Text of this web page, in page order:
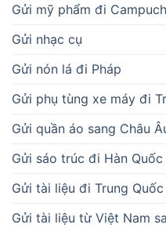
Gửi mỹ phẩm đi
Gửi nhạc cụ
Gửi nón lá đi Pháp
Gửi phụ tùng xe máy đi
Gửi quần áo sang Châu
Gửi sáo trúc đi Hàn Quốc
Gửi tài liệu đi Trung Quốc
Gửi tài liệu từ Việt Nam